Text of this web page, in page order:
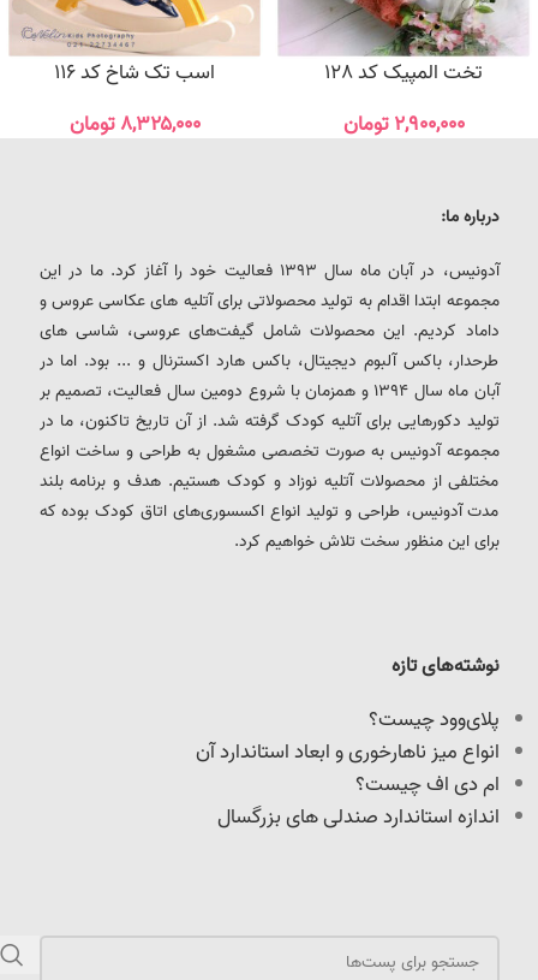
تخت المپیک کد 128
۲,۹۰۰,۰۰۰ تومان
اسب تک شاخ کد 116
۸,۳۲۵,۰۰۰ تومان
نوشته‌های تازه
پلای‌وود چیست؟
انواع میز ناهارخوری و ابعاد استاندارد آن
ام دی اف چیست؟
اندازه استاندارد صندلی های بزرگسال
درباره ما:
آدونیس، در آبان ماه سال 1393 فعالیت خود را آغاز کرد. ما در این
مجموعه ابتدا اقدام به تولید محصولاتی برای آتلیه های عکاسی عروس و
داماد کردیم. این محصولات شامل گیفت‌های عروسی، شاسی های
طرحدار، باکس آلبوم دیجیتال، باکس هارد اکسترنال و ... بود. اما در
آبان ماه سال 1394 و همزمان با شروع دومین سال فعالیت، تصمیم بر
تولید دکورهایی برای آتلیه کودک گرفته شد. از آن تاریخ تاکنون، ما در
مجموعه آدونیس به صورت تخصصی مشغول به طراحی و ساخت انواع
مختلفی از محصولات آتلیه نوزاد و کودک هستیم. هدف و برنامه بلند
مدت آدونیس، طراحی و تولید انواع اکسسوری‌های اتاق کودک بوده که
برای این منظور سخت تلاش خواهیم کرد.